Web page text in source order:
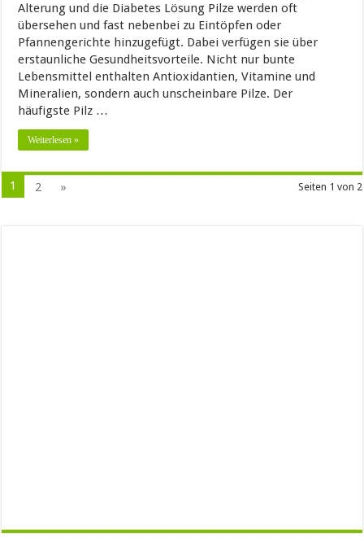
Alterung und die Diabetes Lösung Pilze werden oft
übersehen und fast nebenbei zu Eintöpfen oder
Pfannengerichte hinzugefügt. Dabei verfügen sie über
erstaunliche Gesundheitsvorteile. Nicht nur bunte
Lebensmittel enthalten Antioxidantien, Vitamine und
Mineralien, sondern auch unscheinbare Pilze. Der
häufigste Pilz …
Weiterlesen »
Seiten 1 von 2
1 2 »